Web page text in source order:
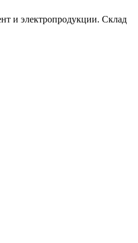
и электропродукции. Склад